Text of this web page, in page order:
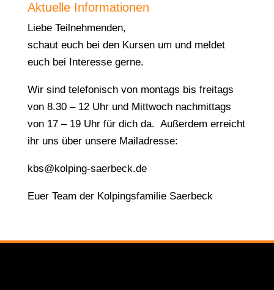
Aktuelle Informationen
Liebe Teilnehmenden,
schaut euch bei den Kursen um und meldet
euch bei Interesse gerne.
Wir sind telefonisch von montags bis freitags
von 8.30 – 12 Uhr und Mittwoch nachmittags
von 17 – 19 Uhr für dich da. Außerdem erreicht
ihr uns über unsere Mailadresse:
kbs@kolping-saerbeck.de
Euer Team der Kolpingsfamilie Saerbeck